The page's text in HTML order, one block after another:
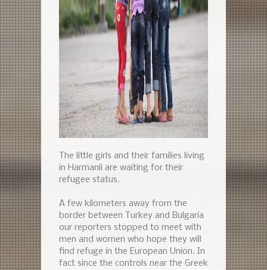
The little girls and their families living
in Harmanli are waiting for their
refugee status.
A few kilometers away from the
border between Turkey and Bulgaria
our reporters stopped to meet with
men and women who hope they will
find refuge in the European Union. In
fact since the controls near the Greek